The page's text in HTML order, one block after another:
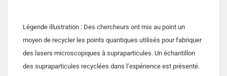
Légende illustration : Des chercheurs ont mis au point un
moyen de recycler les points quantiques utilisés pour fabriquer
des lasers microscopiques à supraparticules. Un échantillon
des supraparticules recyclées dans l’expérience est présenté.